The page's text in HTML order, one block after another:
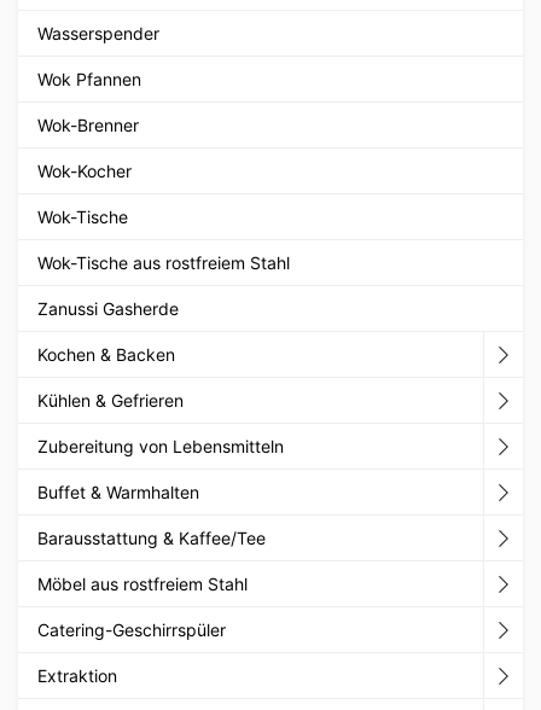
Wasserspender
Wok Pfannen
Wok-Brenner
Wok-Kocher
Wok-Tische
Wok-Tische aus rostfreiem Stahl
Zanussi Gasherde
Kochen & Backen
Kühlen & Gefrieren
Zubereitung von Lebensmitteln
Buffet & Warmhalten
Barausstattung & Kaffee/Tee
Möbel aus rostfreiem Stahl
Catering-Geschirrspüler
Extraktion